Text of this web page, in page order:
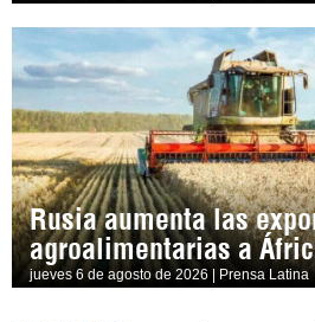
Rusia aumenta las
agroalimentarias a
jueves 6 de agosto de 2026 | Prensa Latina